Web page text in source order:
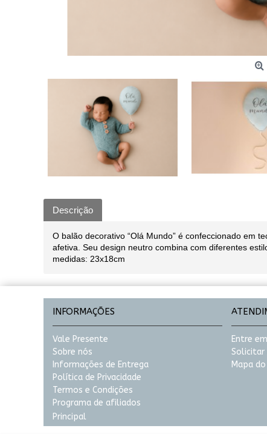
Descrição
O balão decorativo “Olá Mundo” é confeccionado em
afetiva. Seu design neutro combina com diferentes
medidas: 23x18cm
INFORMAÇÕES
Vale Presente
Sobre nós
Informações de Entrega
Política de Privacidade
Termos e Condições
Programa de afiliados
Principal
Entre
Solicitar
Mapa